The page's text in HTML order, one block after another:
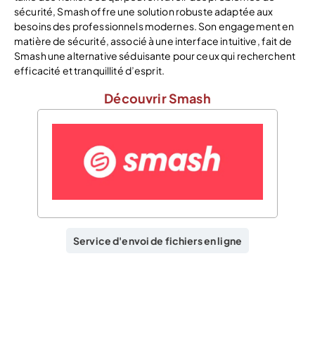
sécurité, Smash offre une solution robuste adaptée aux
besoins des professionnels modernes. Son engagement en
matière de sécurité, associé à une interface intuitive, fait de
Smash une alternative séduisante pour ceux qui recherchent
efficacité et tranquillité d’esprit.
Découvrir Smash
Service d'envoi de fichiers en ligne